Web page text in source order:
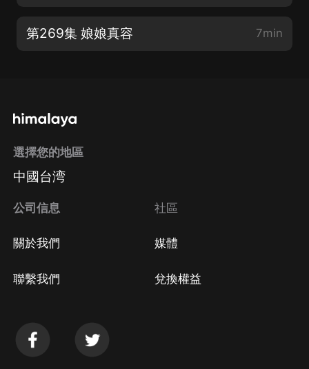
第269集 娘娘真容 7min
選擇您的地區
中國台湾
公司信息
關於我們
聯繫我們
社區
媒體
兌換權益